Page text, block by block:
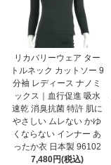
リカバリーウェア ター
トルネック カットソー 9
分袖 レディース ナノミ
ックス｜血行促進 吸水
速乾 消臭抗菌 特許 肌に
やさしい ムレない かゆ
くならない インナー あ
ったか衣 日本製 96102
7,480円(税込)